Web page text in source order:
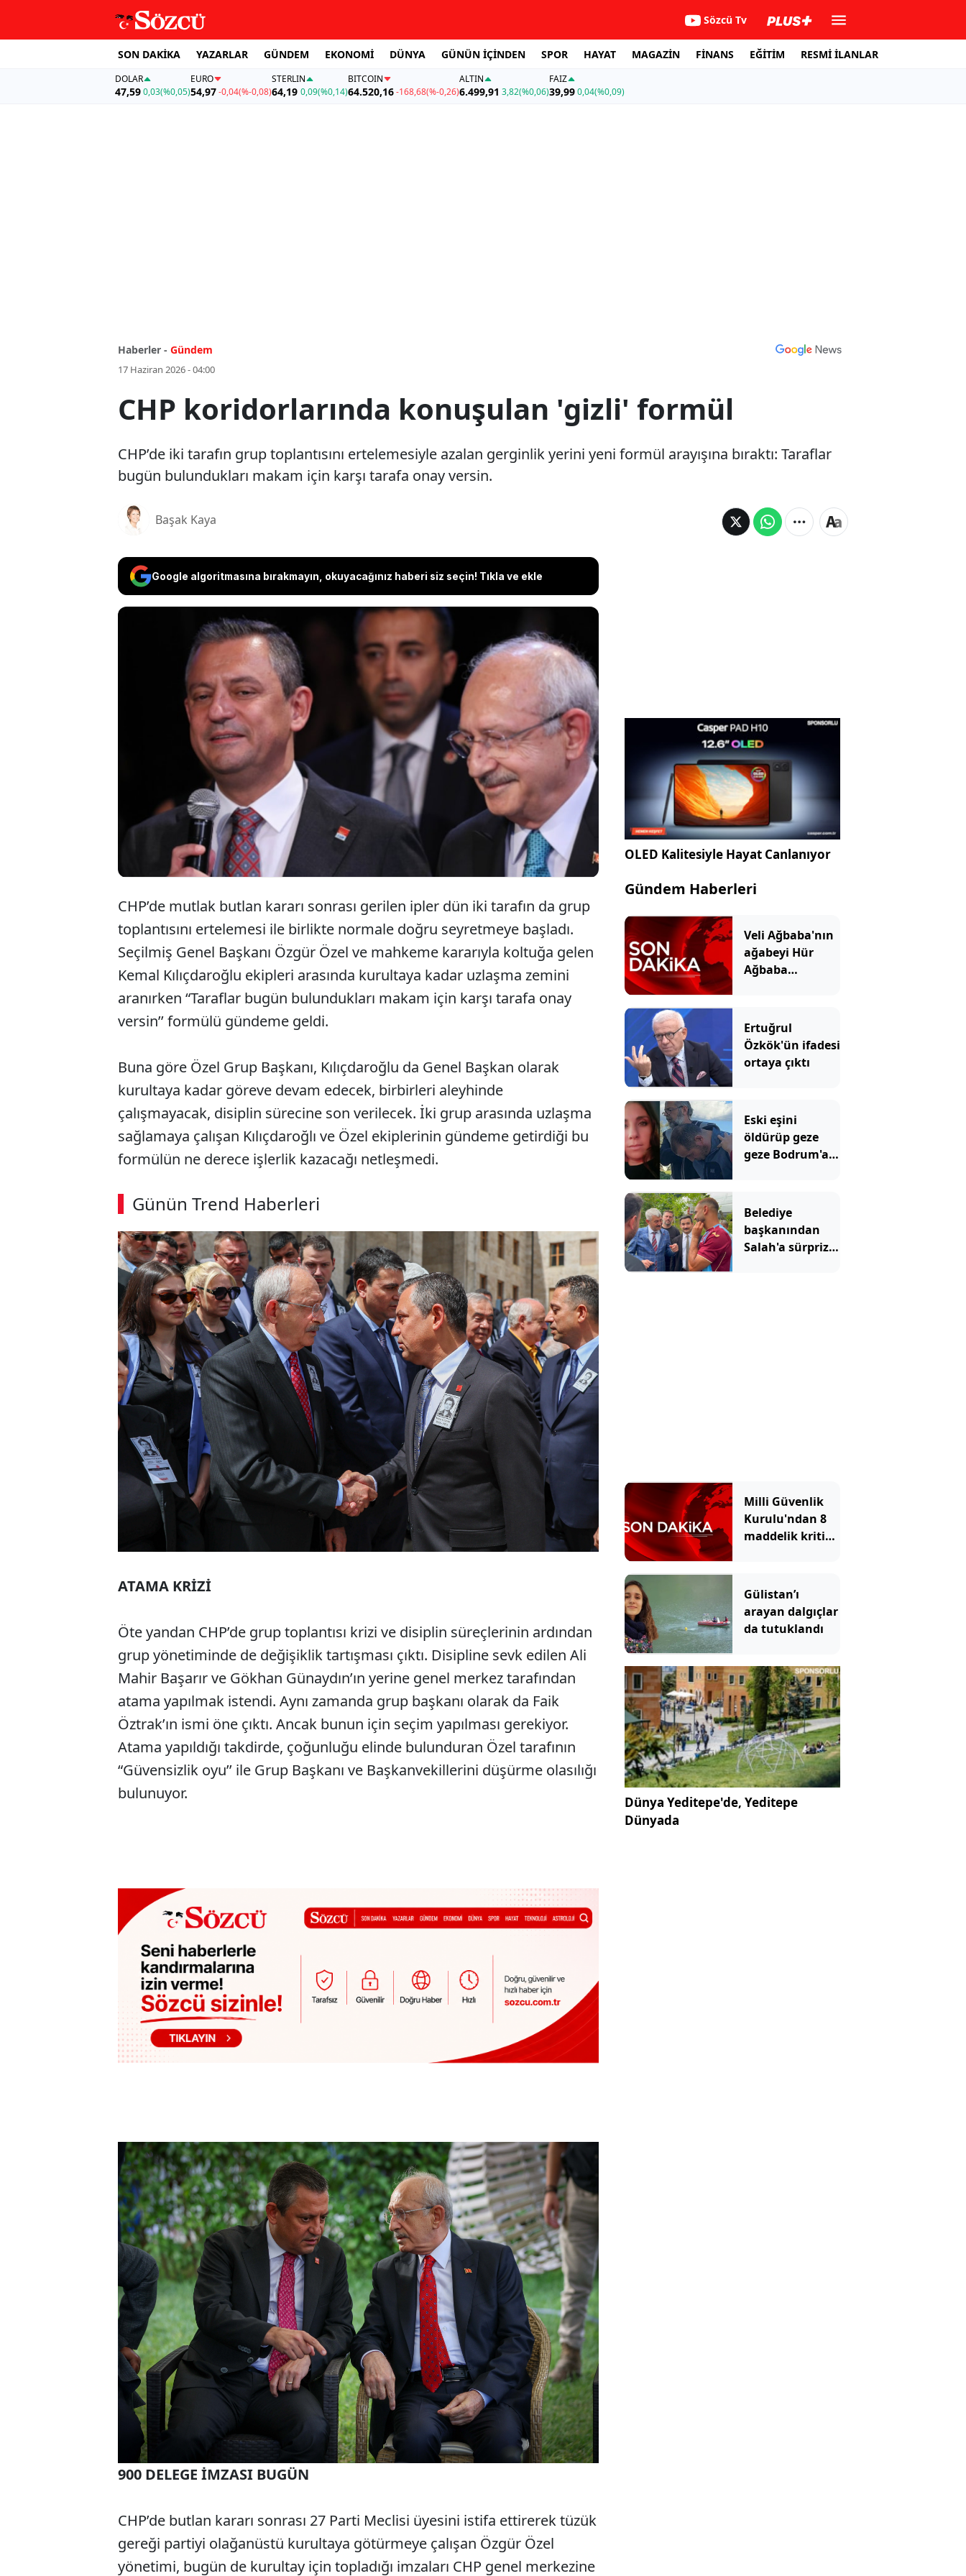
Sözcü Tv
SON DAKİKA YAZARLAR GÜNDEM EKONOMİ DÜNYA GÜNÜN İÇİNDEN SPOR HAYAT MAGAZİN FİNANS EĞİTİM RESMİ İLANLAR
DOLAR
47,590,03(%0,05)
EURO
54,97 -0,04(%-0,08)
STERLIN
64,19 0,09(%0,14)
BITCOIN
64.520,16-168,68(%-0,26)
ALTIN
6.499,91 3,82(%0,06)
FAİZ
39,990,04(%0,09)
Haberler - Gündem
17 Haziran 2026 - 04:00
CHP koridorlarında konuşulan 'gizli' formül
CHP’de iki tarafın grup toplantısını ertelemesiyle azalan gerginlik yerini yeni formül arayışına bıraktı: Taraflar
bugün bulundukları makam için karşı tarafa onay versin.
Başak Kaya
Google algoritmasına bırakmayın, okuyacağınız haberi siz seçin! Tıkla ve ekle
CHP’de iki tarafın grup toplantısını ertelemesiyle azalan
gerginlik yerini yeni formül arayışına bıraktı: Taraflar
bugün bulundukları makam için karşı tarafa onay versin.
CHP’de mutlak butlan kararı sonrası gerilen ipler dün iki tarafın da grup
toplantısını ertelemesi ile birlikte normale doğru seyretmeye başladı.
Seçilmiş Genel Başkanı Özgür Özel ve mahkeme kararıyla koltuğa gelen
Kemal Kılıçdaroğlu ekipleri arasında kurultaya kadar uzlaşma zemini
aranırken “Taraflar bugün bulundukları makam için karşı tarafa onay
versin’’ formülü gündeme geldi.
Buna göre Özel Grup Başkanı, Kılıçdaroğlu da Genel Başkan olarak
kurultaya kadar göreve devam edecek, birbirleri aleyhinde
çalışmayacak, disiplin sürecine son verilecek. İki grup arasında uzlaşma
sağlamaya çalışan Kılıçdaroğlı ve Özel ekiplerinin gündeme getirdiği bu
formülün ne derece işlerlik kazacağı netleşmedi.
Günün Trend Haberleri
00:03 / 09:08
Sesi Aç
ATAMA KRİZİ
Öte yandan CHP’de grup toplantısı krizi ve disiplin süreçlerinin ardından
grup yönetiminde de değişiklik tartışması çıktı. Disipline sevk edilen Ali
Mahir Başarır ve Gökhan Günaydın’ın yerine genel merkez tarafından
atama yapılmak istendi. Aynı zamanda grup başkanı olarak da Faik
Öztrak’ın ismi öne çıktı. Ancak bunun için seçim yapılması gerekiyor.
Atama yapıldığı takdirde, çoğunluğu elinde bulunduran Özel tarafının
“Güvensizlik oyu’’ ile Grup Başkanı ve Başkanvekillerini düşürme olasılığı
bulunuyor.
900 DELEGE İMZASI BUGÜN
CHP’de butlan kararı sonrası 27 Parti Meclisi üyesini istifa ettirerek tüzük
gereği partiyi olağanüstü kurultaya götürmeye çalışan Özgür Özel
yönetimi, bugün de kurultay için topladığı imzaları CHP genel merkezine
OLED Kalitesiyle Hayat Canlanıyor
Gündem Haberleri
Veli Ağbaba'nın
ağabeyi Hür
Ağbaba
Ertuğrul
Özkök'ün ifadesi
ortaya çıktı
Eski eşini
öldürüp geze
geze Bodrum'a
emsal olacak
karar
Belediye
başkanından
Salah'a sürpriz
Milli Güvenlik
Kurulu'ndan 8
maddelik kritik
Gülistan’ı
arayan dalgıçlar
da tutuklandı
Dünya Yeditepe'de, Yeditepe
Dünyada